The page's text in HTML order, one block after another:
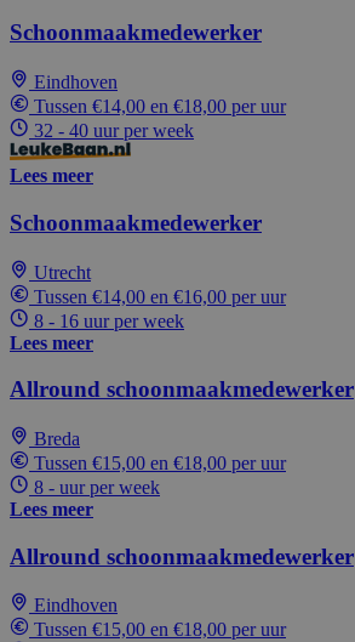
Schoonmaakmedewerker
Eindhoven
Tussen €14,00 en €18,00 per uur
32 - 40 uur per week
Lees meer
Schoonmaakmedewerker
Utrecht
Tussen €14,00 en €16,00 per uur
8 - 16 uur per week
Lees meer
Allround schoonmaakmedewerker
Breda
Tussen €15,00 en €18,00 per uur
8 - uur per week
Lees meer
Allround schoonmaakmedewerker
Eindhoven
Tussen €15,00 en €18,00 per uur